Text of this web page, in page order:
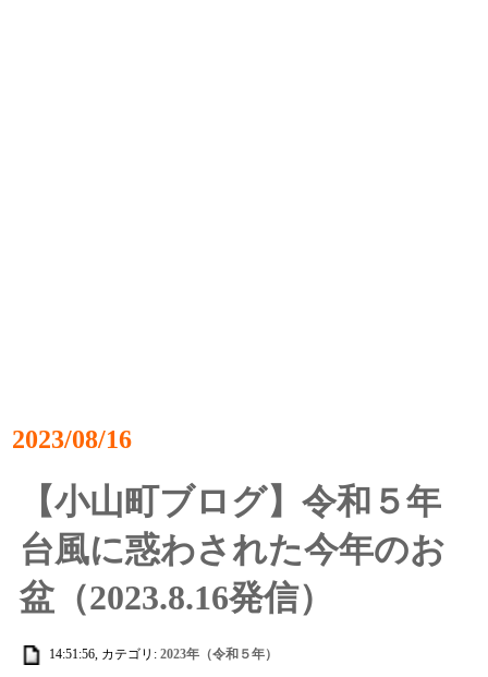
2023/08/16
【小山町ブログ】令和５年
台風に惑わされた今年のお
盆（2023.8.16発信）
14:51:56, カテゴリ:2023年（令和５年）